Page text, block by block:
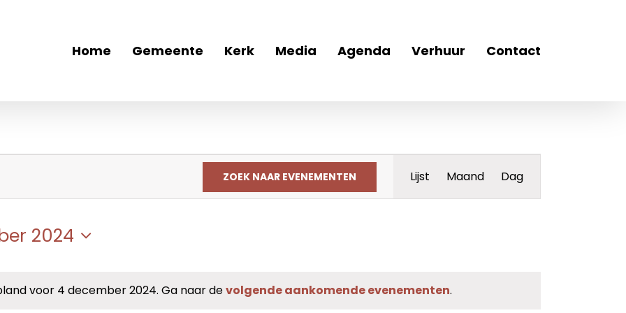
Home Gemeente Kerk Media Agenda Verhuur Contact
Bericht
voor 4 december 2024. Ga naar devolgende aankomende evenementen.
ZOEK NAAR EVENEMENTEN
weergaven
navigatie
Lijst Maand Dag
2024